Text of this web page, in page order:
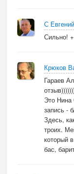
С Евгений
Сильно!
Крюков
Гараев
Это
запись -
Здесь,
троих.
который
бас,